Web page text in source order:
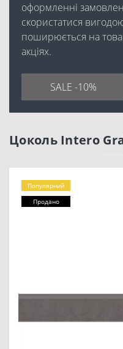
оформленні
скористатися
поширюється на
акціях.
SALE -10%
Цоколь Intero
Популярний
Продано